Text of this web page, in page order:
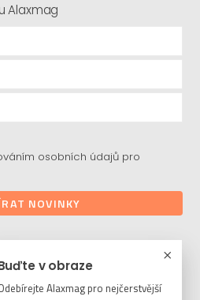
v obraze
Alaxmag pro nejčerstvější
Alaxmag
osobních údajů pro
NOVINKY
a stahujte potřebné soubory či
klienty. Ještě nejste členem?